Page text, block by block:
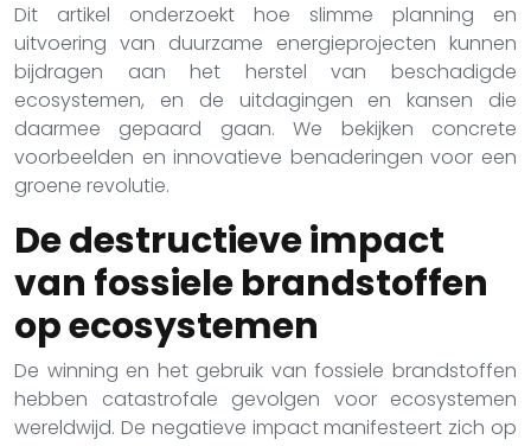
Dit artikel onderzoekt hoe slimme planning en
uitvoering van duurzame energieprojecten kunnen
bijdragen aan het herstel van beschadigde
ecosystemen, en de uitdagingen en kansen die
daarmee gepaard gaan. We bekijken concrete
voorbeelden en innovatieve benaderingen voor een
groene revolutie.
De destructieve impact
van fossiele brandstoffen
op ecosystemen
De winning en het gebruik van fossiele brandstoffen
hebben catastrofale gevolgen voor ecosystemen
wereldwijd. De negatieve impact manifesteert zich op